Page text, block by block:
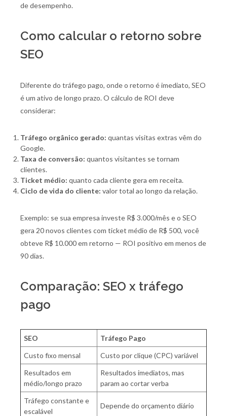
de desempenho.
Como calcular o retorno sobre
SEO
Diferente do tráfego pago, onde o retorno é imediato, SEO
é um ativo de longo prazo. O cálculo de ROI deve
considerar:
Tráfego orgânico gerado: quantas visitas extras vêm do
Google.
Taxa de conversão: quantos visitantes se tornam
clientes.
Ticket médio: quanto cada cliente gera em receita.
Ciclo de vida do cliente: valor total ao longo da relação.
Exemplo: se sua empresa investe R$ 3.000/mês e o SEO
gera 20 novos clientes com ticket médio de R$ 500, você
obteve R$ 10.000 em retorno — ROI positivo em menos de
90 dias.
Comparação: SEO x tráfego
pago
SEO
Tráfego Pago
Custo fixo mensal
Custo por clique (CPC) variável
Resultados em
médio/longo prazo
Resultados imediatos, mas
param ao cortar verba
Tráfego constante e
escalável
Depende do orçamento diário